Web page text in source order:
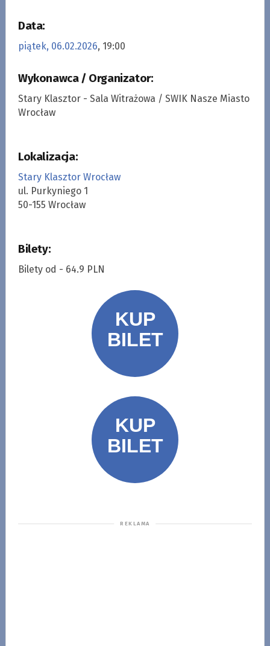
Data:
piątek, 06.02.2026, 19:00
Wykonawca / Organizator:
Stary Klasztor - Sala Witrażowa / SWIK Nasze Miasto
Wrocław
Lokalizacja:
Stary Klasztor Wrocław
ul. Purkyniego 1
50-155 Wrocław
Bilety:
Bilety od - 64.9 PLN